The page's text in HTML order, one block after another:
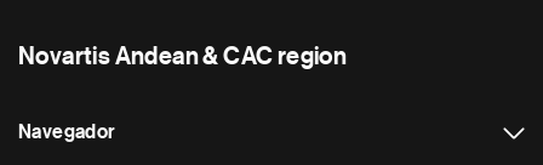
Novartis Andean & CAC region
Navegador